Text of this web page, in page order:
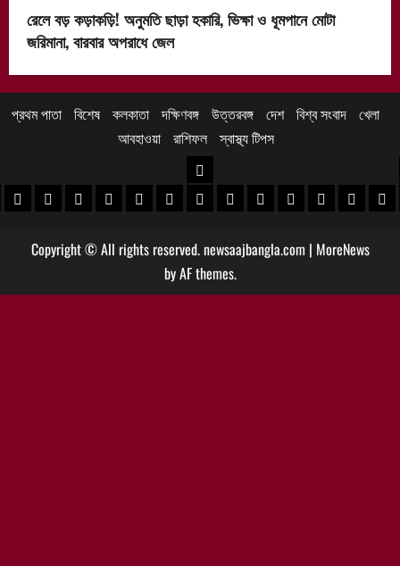
রেলে বড় কড়াকড়ি! অনুমতি ছাড়া হকারি, ভিক্ষা ও ধূমপানে মোটা
জরিমানা, বারবার অপরাধে জেল
প্রথম পাতা বিশেষ কলকাতা দক্ষিণবঙ্গ উত্তরবঙ্গ দেশ বিশ্ব সংবাদ খেলা
আবহাওয়া
রাশিফল স্বাস্থ্য টিপস
খবর
খবর
পুরুলিয়া খবর
বাঁকুড়া খবরপশ্চিম বর্ধমান খবর
পূর্ব বর্ধমান খবর
বীরভূম খবরমুর্শিদাবাদ খবর
উত্তরবঙ্গ
কোচবিহার নিউজ
আলিপুরদুয়ার খবর
জলপাইগুড়ি খবর
শিলিগুড়ি খবর
উত্তরদক্ষিণ
Copyright © All rights reserved. newsaajbangla.com | MoreNews
by AF themes.